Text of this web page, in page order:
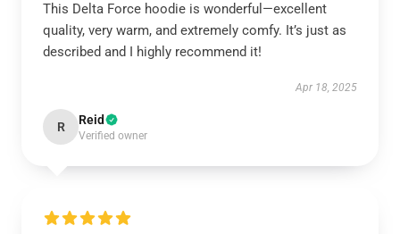
This Delta Force hoodie is wonderful—excellent
quality, very warm, and extremely comfy. It’s just as
described and I highly recommend it!
Apr 18, 2025
R Reid
Verified owner